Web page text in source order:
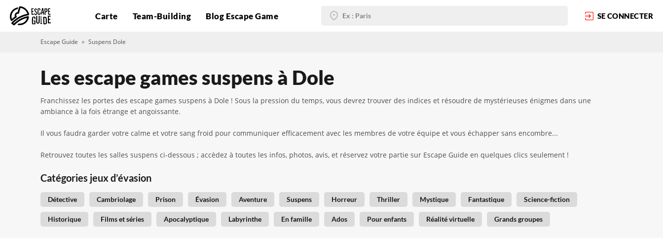
Carte Team-Building Blog Escape Game SE CONNECTER
Escape Guide Suspens Dole
Les escape games suspens à Dole
Franchissez les portes des escape games suspens à Dole ! Sous la pression du temps, vous devrez trouver des indices et résoudre de mystérieuses énigmes dans une
ambiance à la fois étrange et angoissante.
Il vous faudra garder votre calme et votre sang froid pour communiquer efficacement avec les membres de votre équipe et vous échapper sans encombre...
Retrouvez toutes les salles suspens ci-dessous ; accèdez à toutes les infos, photos, avis, et réservez votre partie sur Escape Guide en quelques clics seulement !
Catégories jeux d’évasion
Détective Cambriolage Prison Évasion Aventure Suspens Horreur Thriller Mystique Fantastique Science-fiction
Historique Films et séries Apocalyptique Labyrinthe En famille Ados Pour enfants Réalité virtuelle Grands groupes